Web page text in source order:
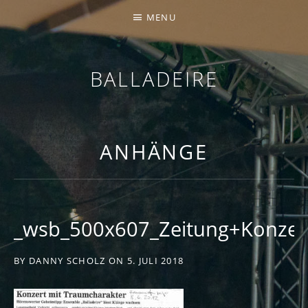
BALLADEIRE
MENU
ANHÄNGE
BY DANNY SCHOLZ ON 5. JULI 2018